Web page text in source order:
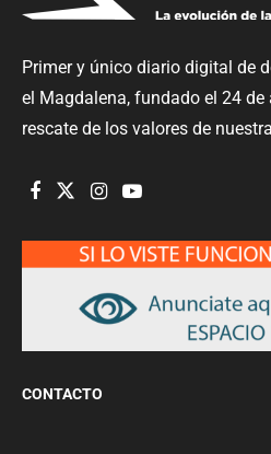
Primer y único diario digital de
el Magdalena, fundado el 24 de
rescate de los valores de
CONTACTO